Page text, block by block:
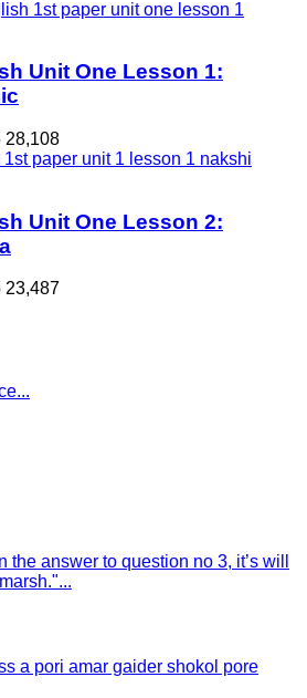
Unit One Lesson 1:
28,108
Unit One Lesson 2:
23,487
the answer to question no 3, it’s will
a pori amar gaider shokol pore